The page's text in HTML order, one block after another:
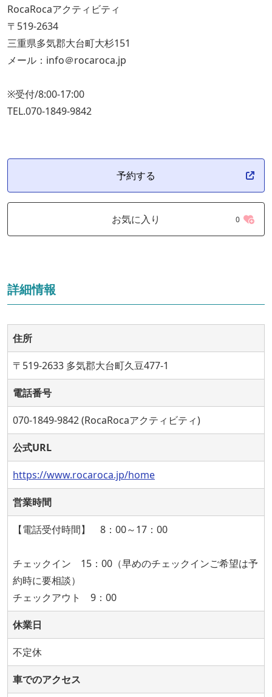
RocaRocaアクティビティ
〒519-2634
三重県多気郡大台町大杉151
メール：info＠rocaroca.jp
※受付/8:00-17:00
TEL.070-1849-9842
予約する
お気に入り 0
詳細情報
住所
〒519-2633 多気郡大台町久豆477-1
電話番号
070-1849-9842 (RocaRocaアクティビティ)
公式URL
https://www.rocaroca.jp/home
営業時間
【電話受付時間】 8：00～17：00
チェックイン 15：00（早めのチェックインご希望は予
約時に要相談）
チェックアウト 9：00
休業日
不定休
車でのアクセス